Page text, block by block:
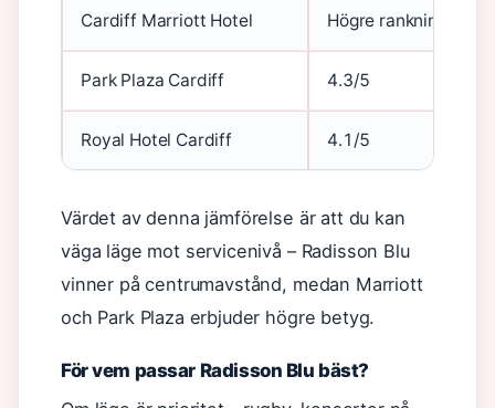
Cardiff Marriott Hotel Högre rankning av
Park Plaza Cardiff 4.3/5
Royal Hotel Cardiff 4.1/5
Värdet av denna jämförelse är att du kan
väga läge mot servicenivå – Radisson Blu
vinner på centrumavstånd, medan Marriott
och Park Plaza erbjuder högre betyg.
För vem passar Radisson Blu bäst?